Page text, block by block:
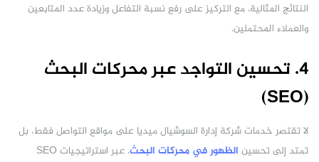
النتائج المثالية، مع التركيز على رفع نسبة التفاعل وزيادة عدد المتابعين
والعملاء المحتملين.
4. تحسين التواجد عبر محركات البحث
(SEO)
لا تقتصر خدمات شركة إدارة السوشيال ميديا على مواقع التواصل فقط، بل
تمتد إلى تحسين الظهور في محركات البحث
. عبر استراتيجيات SEO